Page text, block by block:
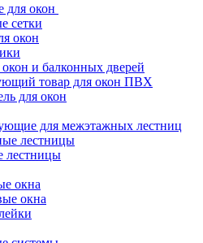
окон
сетки
окон
и балконных дверей
товар для окон ПВХ
для окон
для межэтажных лестниц
лестницы
лестницы
окна
окна